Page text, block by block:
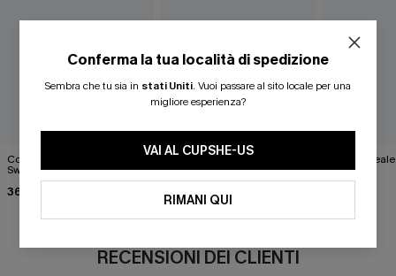
Completo bikini a pois
Sweet Side
36,00 €
Bikini a pois autoerotico
34,00 €
Bikini
33,00 €
RECENSIONI DEI CLIENTI
Conferma la tua località di spedizione
Sembra che tu sia in stati Uniti. Vuoi passare al sito locale per una
migliore esperienza?
VAI AL CUPSHE-US
RIMANI QUI